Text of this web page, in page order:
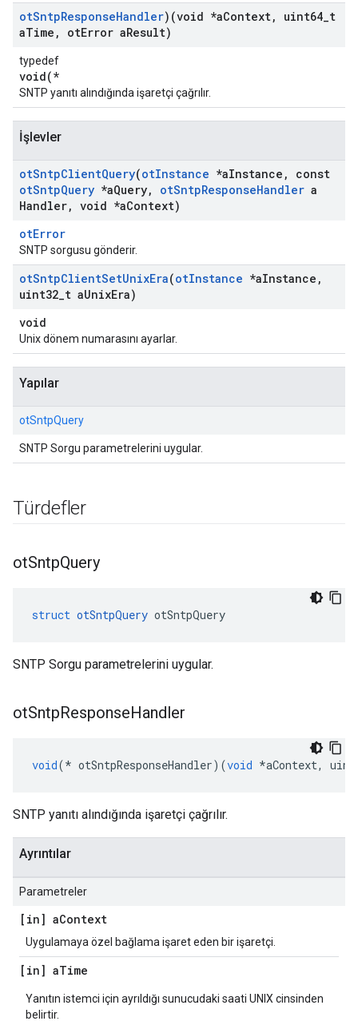
otSntpResponseHandler)(void *aContext, uint64 t
aTime , otError aResult)
typedef
void(*
SNTP yanıtı alındığında işaretçi çağrılır.
İşlevler
otSntpClientQuery(otInstance *aInstance ,
const
otSntpQuery *aQuery, otSntpResponseHandler a
Handler, void *aContext)
otError
SNTP sorgusu gönderir.
otSntpClientSetUnixEra(otInstance *aInstance ,
uint32 t aUnixEra)
void
Unix dönem numarasını ayarlar.
Yapılar
otSntpQuery
SNTP Sorgu parametrelerini uygular.
Türdefler
otSntpQuery
struct otSntpQuery otSntpQuery
SNTP Sorgu parametrelerini uygular.
otSntpResponseHandler
void(* otSntpResponseHandler)(void *aContext,
SNTP yanıtı alındığında işaretçi çağrılır.
Ayrıntılar
Parametreler
[in] aContext
Uygulamaya özel bağlama işaret eden bir işaretçi.
[in] aTime
Yanıtın istemci için ayrıldığı sunucudaki saati UNIX cinsinden
belirtir.